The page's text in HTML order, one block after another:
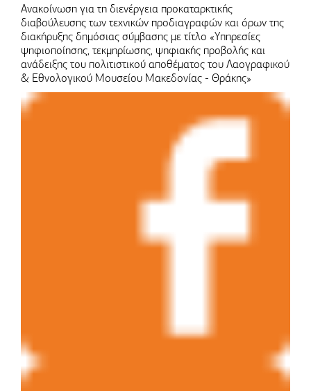
Ανακοίνωση για τη διενέργεια προκαταρκτικής
διαβούλευσης των τεχνικών προδιαγραφών και όρων της
διακήρυξης δημόσιας σύμβασης με τίτλο «Υπηρεσίες
ψηφιοποίησης, τεκμηρίωσης, ψηφιακής προβολής και
ανάδειξης του πολιτιστικού αποθέματος του Λαογραφικού
& Εθνολογικού Μουσείου Μακεδονίας - Θράκης»